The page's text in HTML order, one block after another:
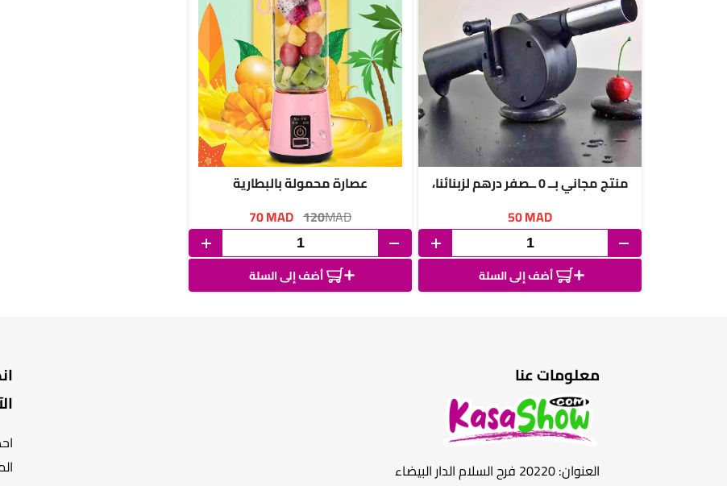
منتج مجاني بــ 0 ــصفر درهم لزبنائنا،
منفاخ إشعال التار في الجمر لحفلات
الشواء
50MAD
أضف إلى السلة
عصارة محمولة بالبطارية
70MAD 120MAD
أضف إلى السلة
معلومات عنا
العنوان: 20220 فرح السلام الدار البيضاء